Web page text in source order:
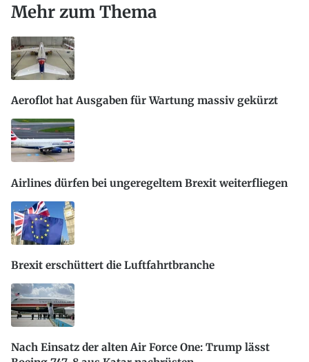
Mehr zum Thema
Aeroflot hat Ausgaben für Wartung massiv gekürzt
Airlines dürfen bei ungeregeltem Brexit weiterfliegen
Brexit erschüttert die Luftfahrtbranche
Nach Einsatz der alten Air Force One: Trump lässt